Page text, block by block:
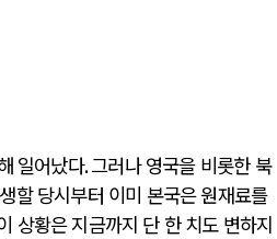
일어났다.그러나 영국을 비롯한 북
할 당시부터 이미 본국은 원재료를
상황은 지금까지 단 한 치도 변하지